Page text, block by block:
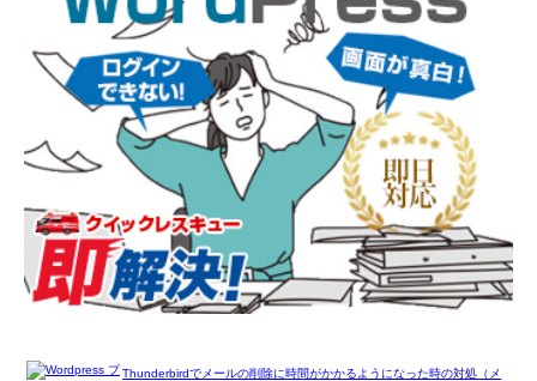
Thunderbirdでメールの削除に時間がかかるようになった時の対処（メ